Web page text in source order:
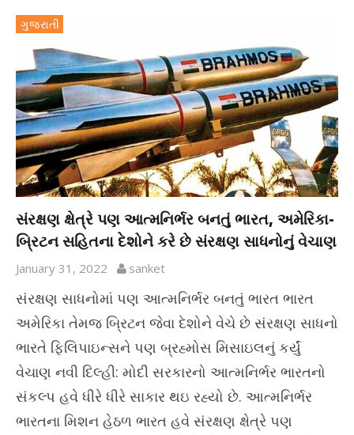
ગુજરાતી
સંરક્ષણ ક્ષેત્રે પણ આત્મનિર્ભર બનતું ભારત, અમેરિકા-
બ્રિટન સહિતના દેશોને કરે છે સંરક્ષણ સાધનોનું વેચાણ
January 31, 2022 sanket
સંરક્ષણ સાધનોમાં પણ આત્મનિર્ભર બનતું ભારત ભારત
અમેરિકા તેમજ બ્રિટન જેવા દેશોને વેચે છે સંરક્ષણ સાધનો
ભારતે ફિલિપાઇન્સને પણ બ્રહ્મોસ મિસાઇલનું કર્યું
વેચાણ નવી દિલ્હી: મોદી સરકારનો આત્મનિર્ભર ભારતનો
સંકલ્પ હવે ધીરે ધીરે સાકાર થઇ રહ્યો છે. આત્મનિર્ભર
ભારતના મિશન હેઠળ ભારત હવે સંરક્ષણ ક્ષેત્રે પણ